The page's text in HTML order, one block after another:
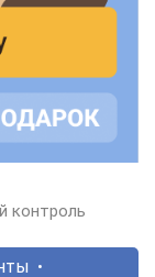
контроль